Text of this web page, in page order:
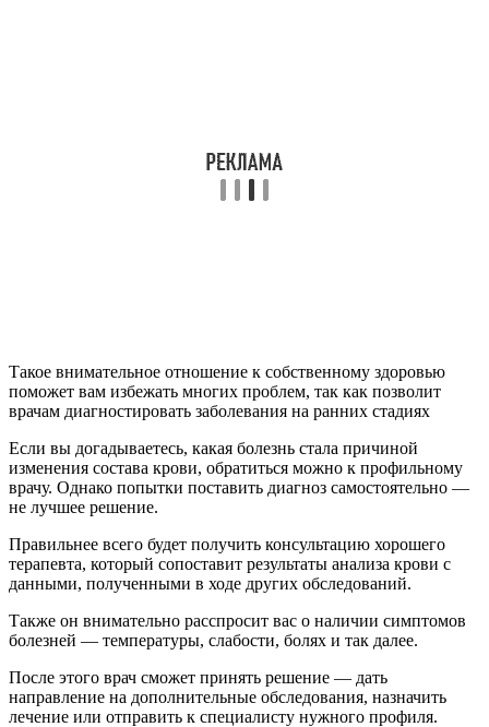
Такое внимательное отношение к собственному здоровью
поможет вам избежать многих проблем, так как позволит
врачам диагностировать заболевания на ранних стадиях
Если вы догадываетесь, какая болезнь стала причиной
изменения состава крови, обратиться можно к профильному
врачу. Однако попытки поставить диагноз самостоятельно —
не лучшее решение.
Правильнее всего будет получить консультацию хорошего
терапевта, который сопоставит результаты анализа крови с
данными, полученными в ходе других обследований.
Также он внимательно расспросит вас о наличии симптомов
болезней — температуры, слабости, болях и так далее.
После этого врач сможет принять решение — дать
направление на дополнительные обследования, назначить
лечение или отправить к специалисту нужного профиля.